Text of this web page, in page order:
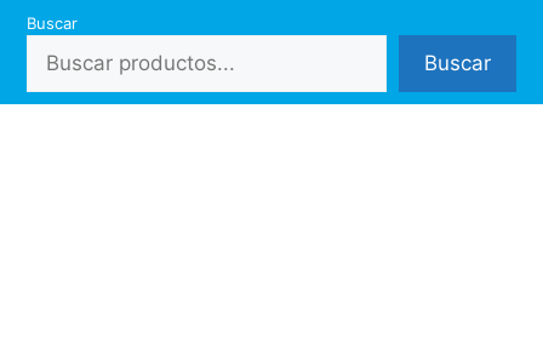
Saltar
contenido
Buscar
Buscar